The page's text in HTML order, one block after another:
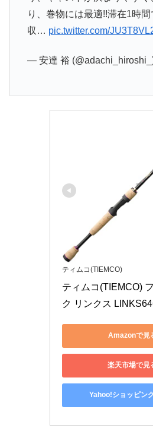
り、巻物には最適!!滞在1時
収… pic.twitter.com/
— 安達 裕
ティムコ(TIEMCO)
ティムコ(TIEMCO)
ク リンクス
Amazonで見
楽天市場で見
Yahoo!ショッピン